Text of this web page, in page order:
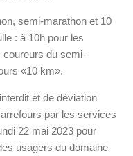
semi-marathon et 10
: à 10h pour les
coureurs du semi-
«10 km».
et de déviation
par les services
22 mai 2023 pour
usagers du domaine